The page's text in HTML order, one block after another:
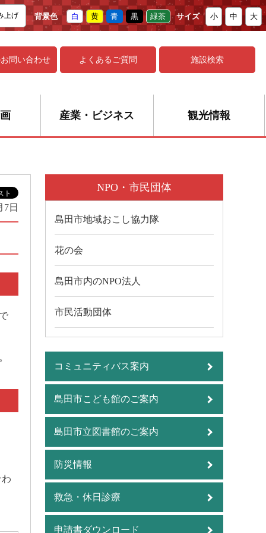
上げ 背景色 白 黄 青 黒 緑茶 サイズ 小 中 大
お問い合わせ よくあるご質問 施設検索
産業・ビジネス 観光情報
7日
NPO・市民団体
島田市地域おこし協力隊
花の会
島田市内のNPO法人
市民活動団体
コミュニティバス案内
島田市こども館のご案内
島田市立図書館のご案内
防災情報
救急・休日診療
申請書ダウンロード